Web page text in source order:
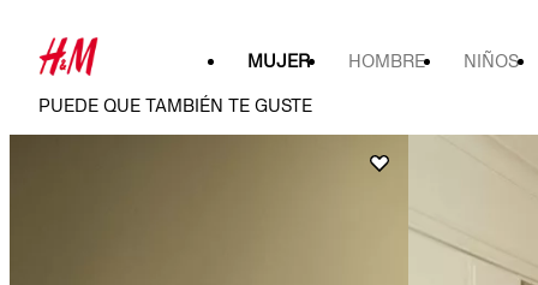
MUJER HOMBRE NIÑOS
PUEDE QUE TAMBIÉN TE GUSTE